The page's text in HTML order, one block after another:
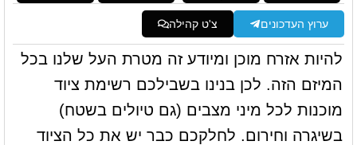
ערוץ העדכונים צ'ט קהילה
להיות אזרח מוכן ומיודע זה מטרת העל שלנו בכל
המיזם הזה. לכן בנינו בשבילכם רשימת ציוד
מוכנות לכל מיני מצבים (גם טיולים בשטח)
בשיגרה וחירום. לחלקכם כבר יש את כל הציוד